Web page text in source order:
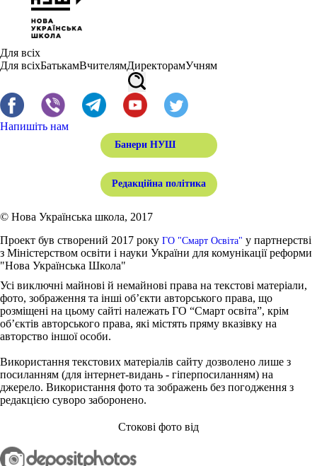
Для всіх
Для всіхБатькамВчителямДиректорамУчням
Напишіть нам
Банери НУШ
Редакційна політика
© Нова Українська школа, 2017
Проект був створений 2017 року ГО "Смарт Освіта" у партнерстві
з Міністерством освіти і науки України для комунікації реформи
"Нова Українська Школа"
Усі виключні майнові й немайнові права на текстові матеріали,
фото, зображення та інші об’єкти авторського права, що
розміщені на цьому сайті належать ГО “Смарт освіта”, крім
об’єктів авторського права, які містять пряму вказівку на
авторство іншої особи.
Використання текстових матеріалів сайту дозволено лише з
посиланням (для інтернет-видань - гіперпосиланням) на
джерело. Використання фото та зображень без погодження з
редакцією суворо заборонено.
Стокові фото від